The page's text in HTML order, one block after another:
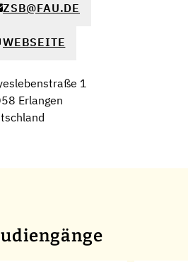
ZSB@FAU.DE
WEBSEITE
1
Erlangen